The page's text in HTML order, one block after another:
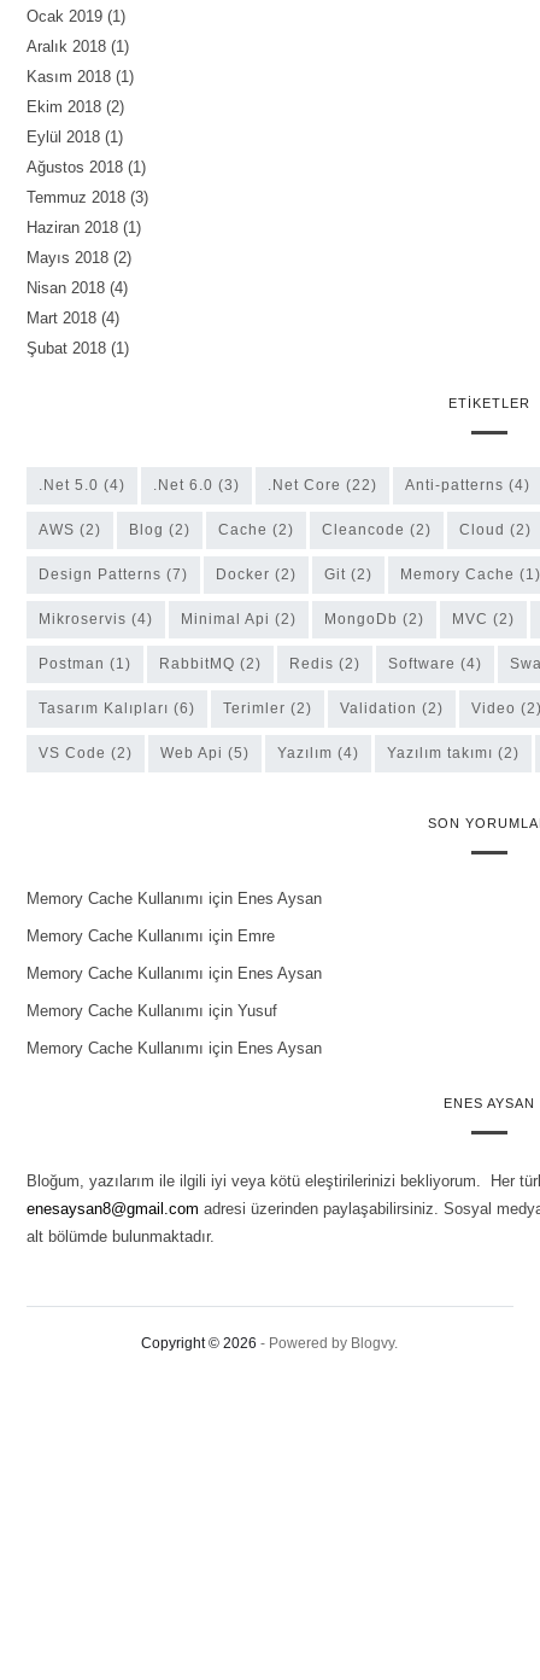
Ocak 2019(1)
Aralık 2018(1)
Kasım 2018(1)
Ekim 2018(2)
Eylül 2018(1)
Ağustos 2018(1)
Temmuz 2018(3)
Haziran 2018(1)
Mayıs 2018(2)
Nisan 2018(4)
Mart 2018(4)
Şubat 2018(1)
ETIKETLER
.Net 5.0 (4) .Net 6.0 (3) .Net Core (22) anti-patterns (4)
AWS (2) Blog (2) Cache (2) cleancode (2) Cloud (2)
Design Patterns (7) Docker (2) Git(2) Memory Cache (1)
Mikroservis (4) Minimal Api (2) MongoDb (2) MVC (2)
Postman (1) RabbitMQ (2) Redis (2) software (4)
Tasarım Kalıpları (6) Terimler (2) Validation (2) Video
VS Code (2) Web Api (5) Yazılım (4) yazılım takımı (2)
SON
Memory Cache Kullanımı için Enes Aysan
Memory Cache Kullanımı için Emre
Memory Cache Kullanımı için Enes Aysan
Memory Cache Kullanımı için Yusuf
Memory Cache Kullanımı için Enes Aysan
ENES AYSAN
Bloğum, yazılarım ile ilgili iyi veya kötü eleştirilerinizi bekliyorum. Her
enesaysan8@gmail.com adresi üzerinden paylaşabilirsiniz. Sosyal
alt bölümde bulunmaktadır.
Copyright © 2026 - Powered by Blogvy.